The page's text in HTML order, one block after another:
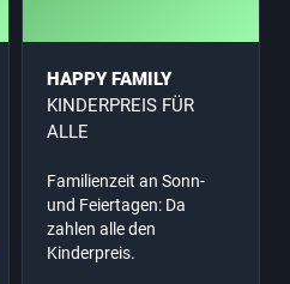
HAPPY FAMILY
KINDERPREIS FÜR
ALLE
Familienzeit an Sonn-
und Feiertagen: Da
zahlen alle den
Kinderpreis.